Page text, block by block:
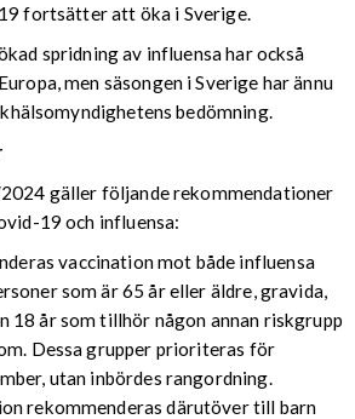
fortsätter att öka i Sverige.
spridning av influensa har också
men säsongen i Sverige har ännu
bedömning.
gäller följande rekommendationer
19 och influensa:
vaccination mot både influensa
som är 65 år eller äldre, gravida,
18 år som tillhör någon annan riskgrupp
Dessa grupper prioriteras för
utan inbördes rangordning.
rekommenderas därutöver till barn